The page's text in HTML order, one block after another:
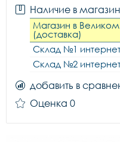
Наличие в
Магазин в
(доставка)
Склад №1
Склад №2
добавить в
Оценка 0